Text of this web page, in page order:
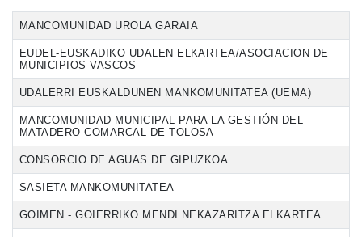
MANCOMUNIDAD UROLA GARAIA
EUDEL-EUSKADIKO UDALEN ELKARTEA/ASOCIACION DE
MUNICIPIOS VASCOS
UDALERRI EUSKALDUNEN MANKOMUNITATEA (UEMA)
MANCOMUNIDAD MUNICIPAL PARA LA GESTIÓN DEL
MATADERO COMARCAL DE TOLOSA
CONSORCIO DE AGUAS DE GIPUZKOA
SASIETA MANKOMUNITATEA
GOIMEN - GOIERRIKO MENDI NEKAZARITZA ELKARTEA